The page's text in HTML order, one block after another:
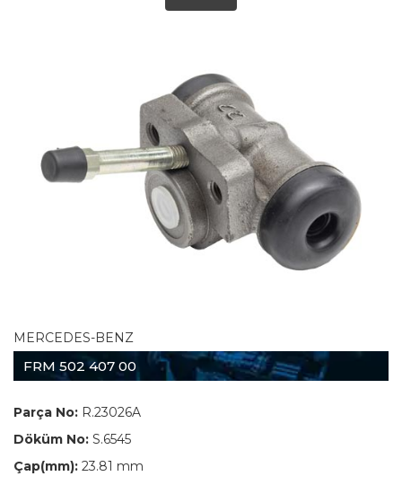
MERCEDES-BENZ
FRM 502 407 00
Parça No: R.23026A
Döküm No: S.6545
Çap(mm): 23.81 mm